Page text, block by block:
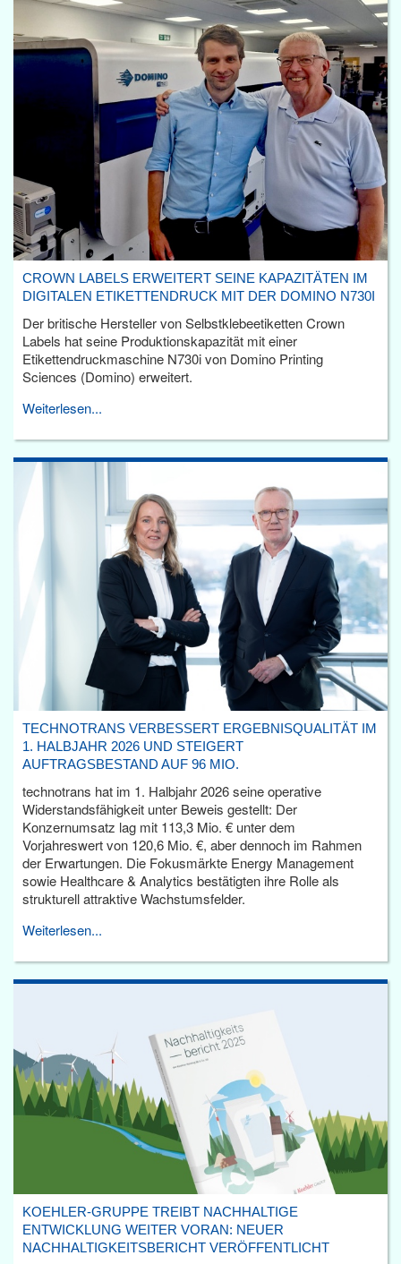
CROWN LABELS ERWEITERT SEINE KAPAZITÄTEN IM
DIGITALEN ETIKETTENDRUCK MIT DER DOMINO N730I
Der britische Hersteller von Selbstklebeetiketten Crown
Labels hat seine Produktionskapazität mit einer
Etikettendruckmaschine N730i von Domino Printing
Sciences (Domino) erweitert.
Weiterlesen...
TECHNOTRANS VERBESSERT ERGEBNISQUALITÄT IM
1. HALBJAHR 2026 UND STEIGERT
AUFTRAGSBESTAND AUF 96 MIO.
technotrans hat im 1. Halbjahr 2026 seine operative
Widerstandsfähigkeit unter Beweis gestellt: Der
Konzernumsatz lag mit 113,3 Mio. € unter dem
Vorjahreswert von 120,6 Mio. €, aber dennoch im Rahmen
der Erwartungen. Die Fokusmärkte Energy Management
sowie Healthcare & Analytics bestätigten ihre Rolle als
strukturell attraktive Wachstumsfelder.
Weiterlesen...
KOEHLER-GRUPPE TREIBT NACHHALTIGE
ENTWICKLUNG WEITER VORAN: NEUER
NACHHALTIGKEITSBERICHT VERÖFFENTLICHT